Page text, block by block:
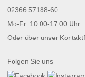
02366 57188-60
Mo-Fr: 10:00-17:00 Uhr
Oder über unser
Folgen Sie uns